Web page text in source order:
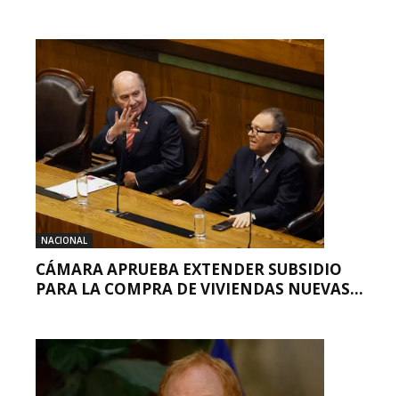
NACIONAL
CÁMARA APRUEBA EXTENDER SUBSIDIO
PARA LA COMPRA DE VIVIENDAS NUEVAS...